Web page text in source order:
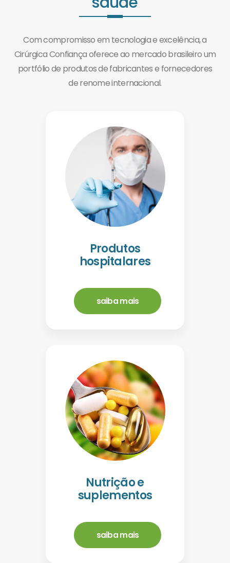
Com compromisso em tecnologia e excelência, a
Cirúrgica Confiança oferece ao mercado brasileiro um
portfólio de produtos de fabricantes e fornecedores
de renome internacional.
Produtos
hospitalares
saiba mais
Nutrição e
suplementos
saiba mais